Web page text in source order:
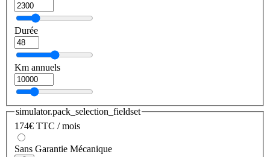
Durée
Km annuels
simulator.pack_selection_fieldset
174€ TTC / mois
Sans Garantie Mécanique